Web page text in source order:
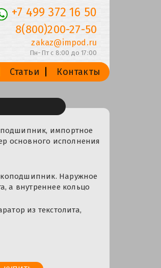
+7 499 372 16 50
8(800)200-27-50
zakaz@impod.ru
Пн-Пт с 8:00 до 17:00
Статьи Контакты
импортное
основного исполнения
Наружное
а внутреннее кольцо
из текстолита,